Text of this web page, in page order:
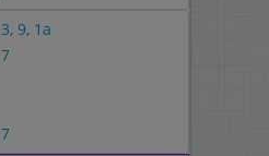
3, 9, 1a
7
7